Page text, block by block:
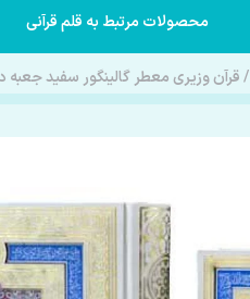
محصولات مرتبط به قلم قرآنی
/ قرآن وزیری معطر گالینگور سفید جعبه